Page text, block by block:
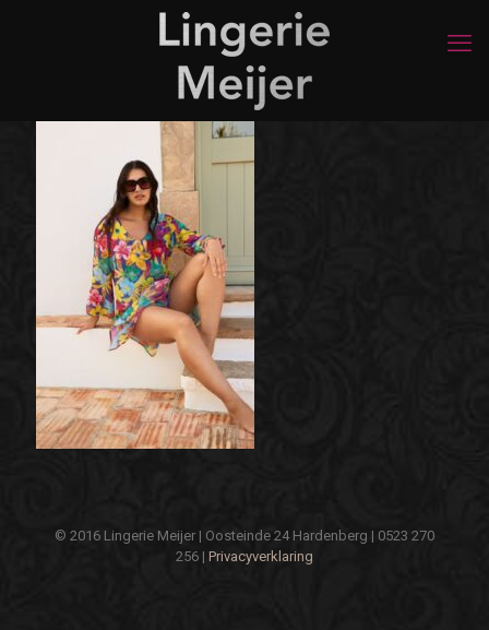
© 2016 Lingerie Meijer | Oosteinde 24 Hardenberg | 0523 270
256 | Privacyverklaring